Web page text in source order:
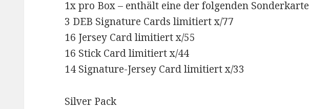
1x pro Box – enthält eine der folgenden Sonderkarte
3 DEB Signature Cards limitiert x/77
16 Jersey Card limitiert x/55
16 Stick Card limitiert x/44
14 Signature-Jersey Card limitiert x/33
Silver Pack